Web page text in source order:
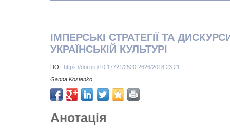
ІМПЕРСЬКІ СТРАТЕГІЇ ТА
УКРАЇНСЬКІЙ КУЛЬТУРІ
DOI: https://doi.org/10.17721/2520-2626/2018.23.21
Ganna Kostenko
Анотація